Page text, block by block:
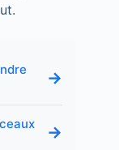
→
→